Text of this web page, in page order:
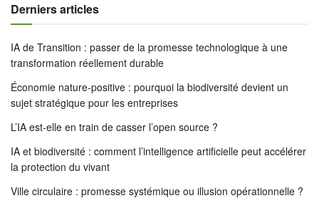
Derniers articles
IA de Transition : passer de la promesse technologique à une
transformation réellement durable
Économie nature-positive : pourquoi la biodiversité devient un
sujet stratégique pour les entreprises
L’IA est-elle en train de casser l’open source ?
IA et biodiversité : comment l’intelligence artificielle peut accélérer
la protection du vivant
Ville circulaire : promesse systémique ou illusion opérationnelle ?